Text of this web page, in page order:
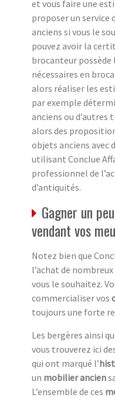
et vous faire une
proposer un service
anciens si vous le
pouvez avoir la
brocanteur possède
nécessaires en
alors réaliser les
par exemple
anciens ou d’autres
alors des
objets anciens avec
utilisant Conclue
professionnel de
d’antiquités.
Gagner un
vendant vos
Notez bien que
l’achat de nombreux
vous le souhaitez.
commercialiser vos
toujours une forte
Les bergères ainsi
vous trouverez ici
qui ont marqué l’
un mobilier ancien
L’ensemble de ces